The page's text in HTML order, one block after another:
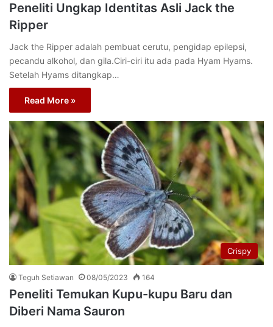
Peneliti Ungkap Identitas Asli Jack the
Ripper
Jack the Ripper adalah pembuat cerutu, pengidap epilepsi,
pecandu alkohol, dan gila.Ciri-ciri itu ada pada Hyam Hyams.
Setelah Hyams ditangkap…
Read More »
Crispy
Teguh Setiawan 08/05/2023 164
Peneliti Temukan Kupu-kupu Baru dan
Diberi Nama Sauron